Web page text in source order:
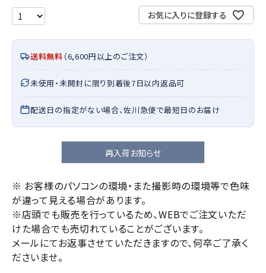
お気に入りに登録する
送料無料 （6,600円以上のご注文）
未使用・未開封に限り到着後7日以内返品可
配送日の指定がない場合、佐川急便で最短日のお届け
再入荷お知らせ
※ お客様のパソコンの環境・また撮影時の環境等で色味
が違って見える場合があります。
※店頭でも販売を行っているため、WEBでご注文いただ
けた場合でも売切れていることがございます。
メールにてお返事させていただきますので、何卒ご了承く
ださいませ。